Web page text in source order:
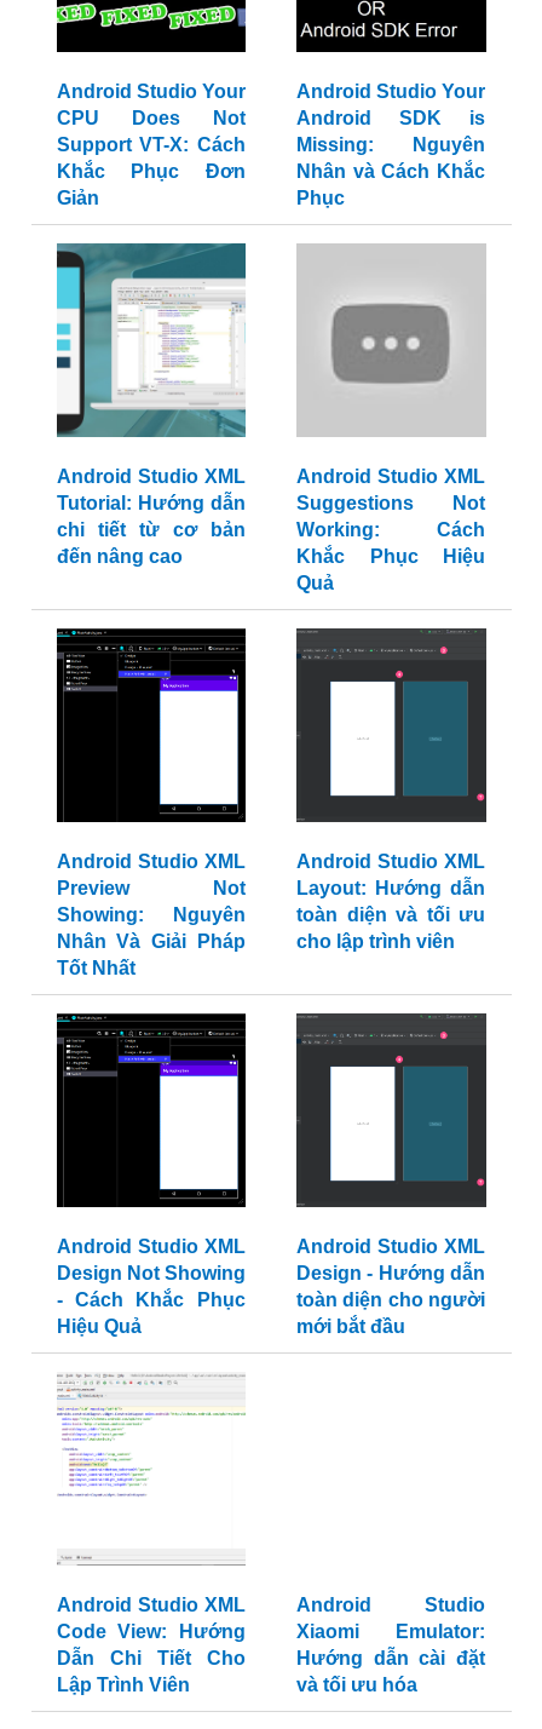
Android Studio Your
CPU Does Not
Support VT-X: Cách
Khắc Phục Đơn
Giản
Android Studio Your
Android SDK is
Missing: Nguyên
Nhân và Cách Khắc
Phục
Android Studio XML
Tutorial: Hướng dẫn
chi tiết từ cơ bản
đến nâng cao
Android Studio XML
Suggestions Not
Working: Cách
Khắc Phục Hiệu
Quả
Android Studio XML
Preview Not
Showing: Nguyên
Nhân Và Giải Pháp
Tốt Nhất
Android Studio XML
Layout: Hướng dẫn
toàn diện và tối ưu
cho lập trình viên
Android Studio XML
Design Not Showing
- Cách Khắc Phục
Hiệu Quả
Android Studio XML
Design - Hướng dẫn
toàn diện cho người
mới bắt đầu
Android Studio XML
Code View: Hướng
Dẫn Chi Tiết Cho
Lập Trình Viên
Android Studio
Xiaomi Emulator:
Hướng dẫn cài đặt
và tối ưu hóa